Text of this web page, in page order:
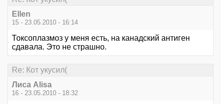
Ellen
15 - 23.05.2010 - 16:14
Токсоплазмоз у меня есть, на канадский антиген
сдавала. Это не страшно.
Re: Кот укусил(
Лиса Alisa
16 - 23.05.2010 - 18:32